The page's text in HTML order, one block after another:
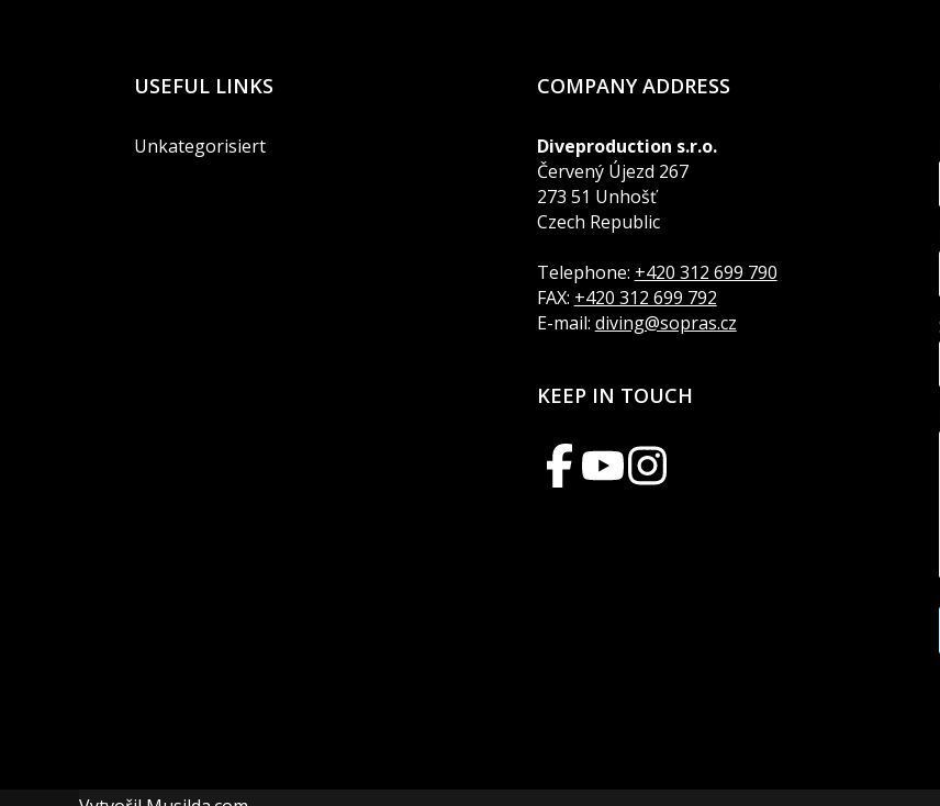
USEFUL LINKS
Unkategorisiert
COMPANY ADDRESS
Diveproduction s.r.o.
Červený Újezd 267
273 51 Unhošť
Czech Republic
Telephone: +420 312 699 790
FAX: +420 312 699 792
E-mail: diving@sopras.cz
KEEP IN TOUCH